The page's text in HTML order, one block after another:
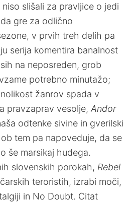
slišali za pravljice o jedi
gre za odlično
v prvih treh delih pa
serija komentira banalnost
na neposreden, grob
potrebno minutažo;
žanrov spada v
pravzaprav vesolje,Andor
odtenke sivine in gverilski
ob tem pa napoveduje, da se
še marsikaj hudega.
slovenskih porokah, Rebel
teroristih, izrabi moči,
in No Doubt. Citat